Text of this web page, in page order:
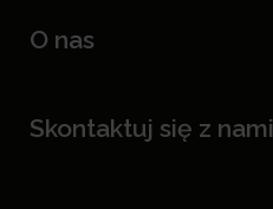
O nas
Skontaktuj się z nami